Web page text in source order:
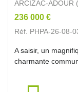
ARCIZAC-ADOUR
236 000 €
Réf. PHPA-26-08-
A saisir, un
charmante